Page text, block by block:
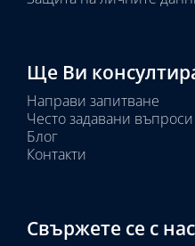
Ще Ви
Направи запитване
Често задавани въпроси
Блог
Контакти
Свържете се с нас